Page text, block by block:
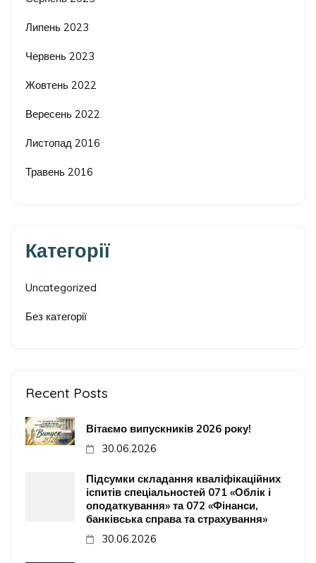
Липень 2023
Червень 2023
Жовтень 2022
Вересень 2022
Листопад 2016
Травень 2016
Категорії
Uncategorized
Без категорії
Recent Posts
Вітаємо випускників 2026 року!
30.06.2026
Підсумки складання кваліфікаційних
іспитів спеціальностей 071 «Облік і
оподаткування» та 072 «Фінанси,
банківська справа та страхування»
30.06.2026